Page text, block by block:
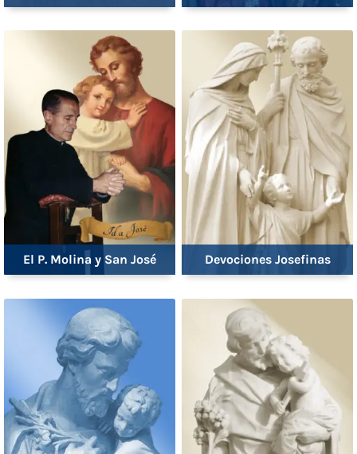
El P. Molina y San José Devociones Josefinas